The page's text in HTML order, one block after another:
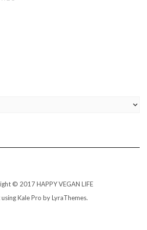
© 2017 HAPPY VEGAN LIFE
Kale Pro byLyraThemes.